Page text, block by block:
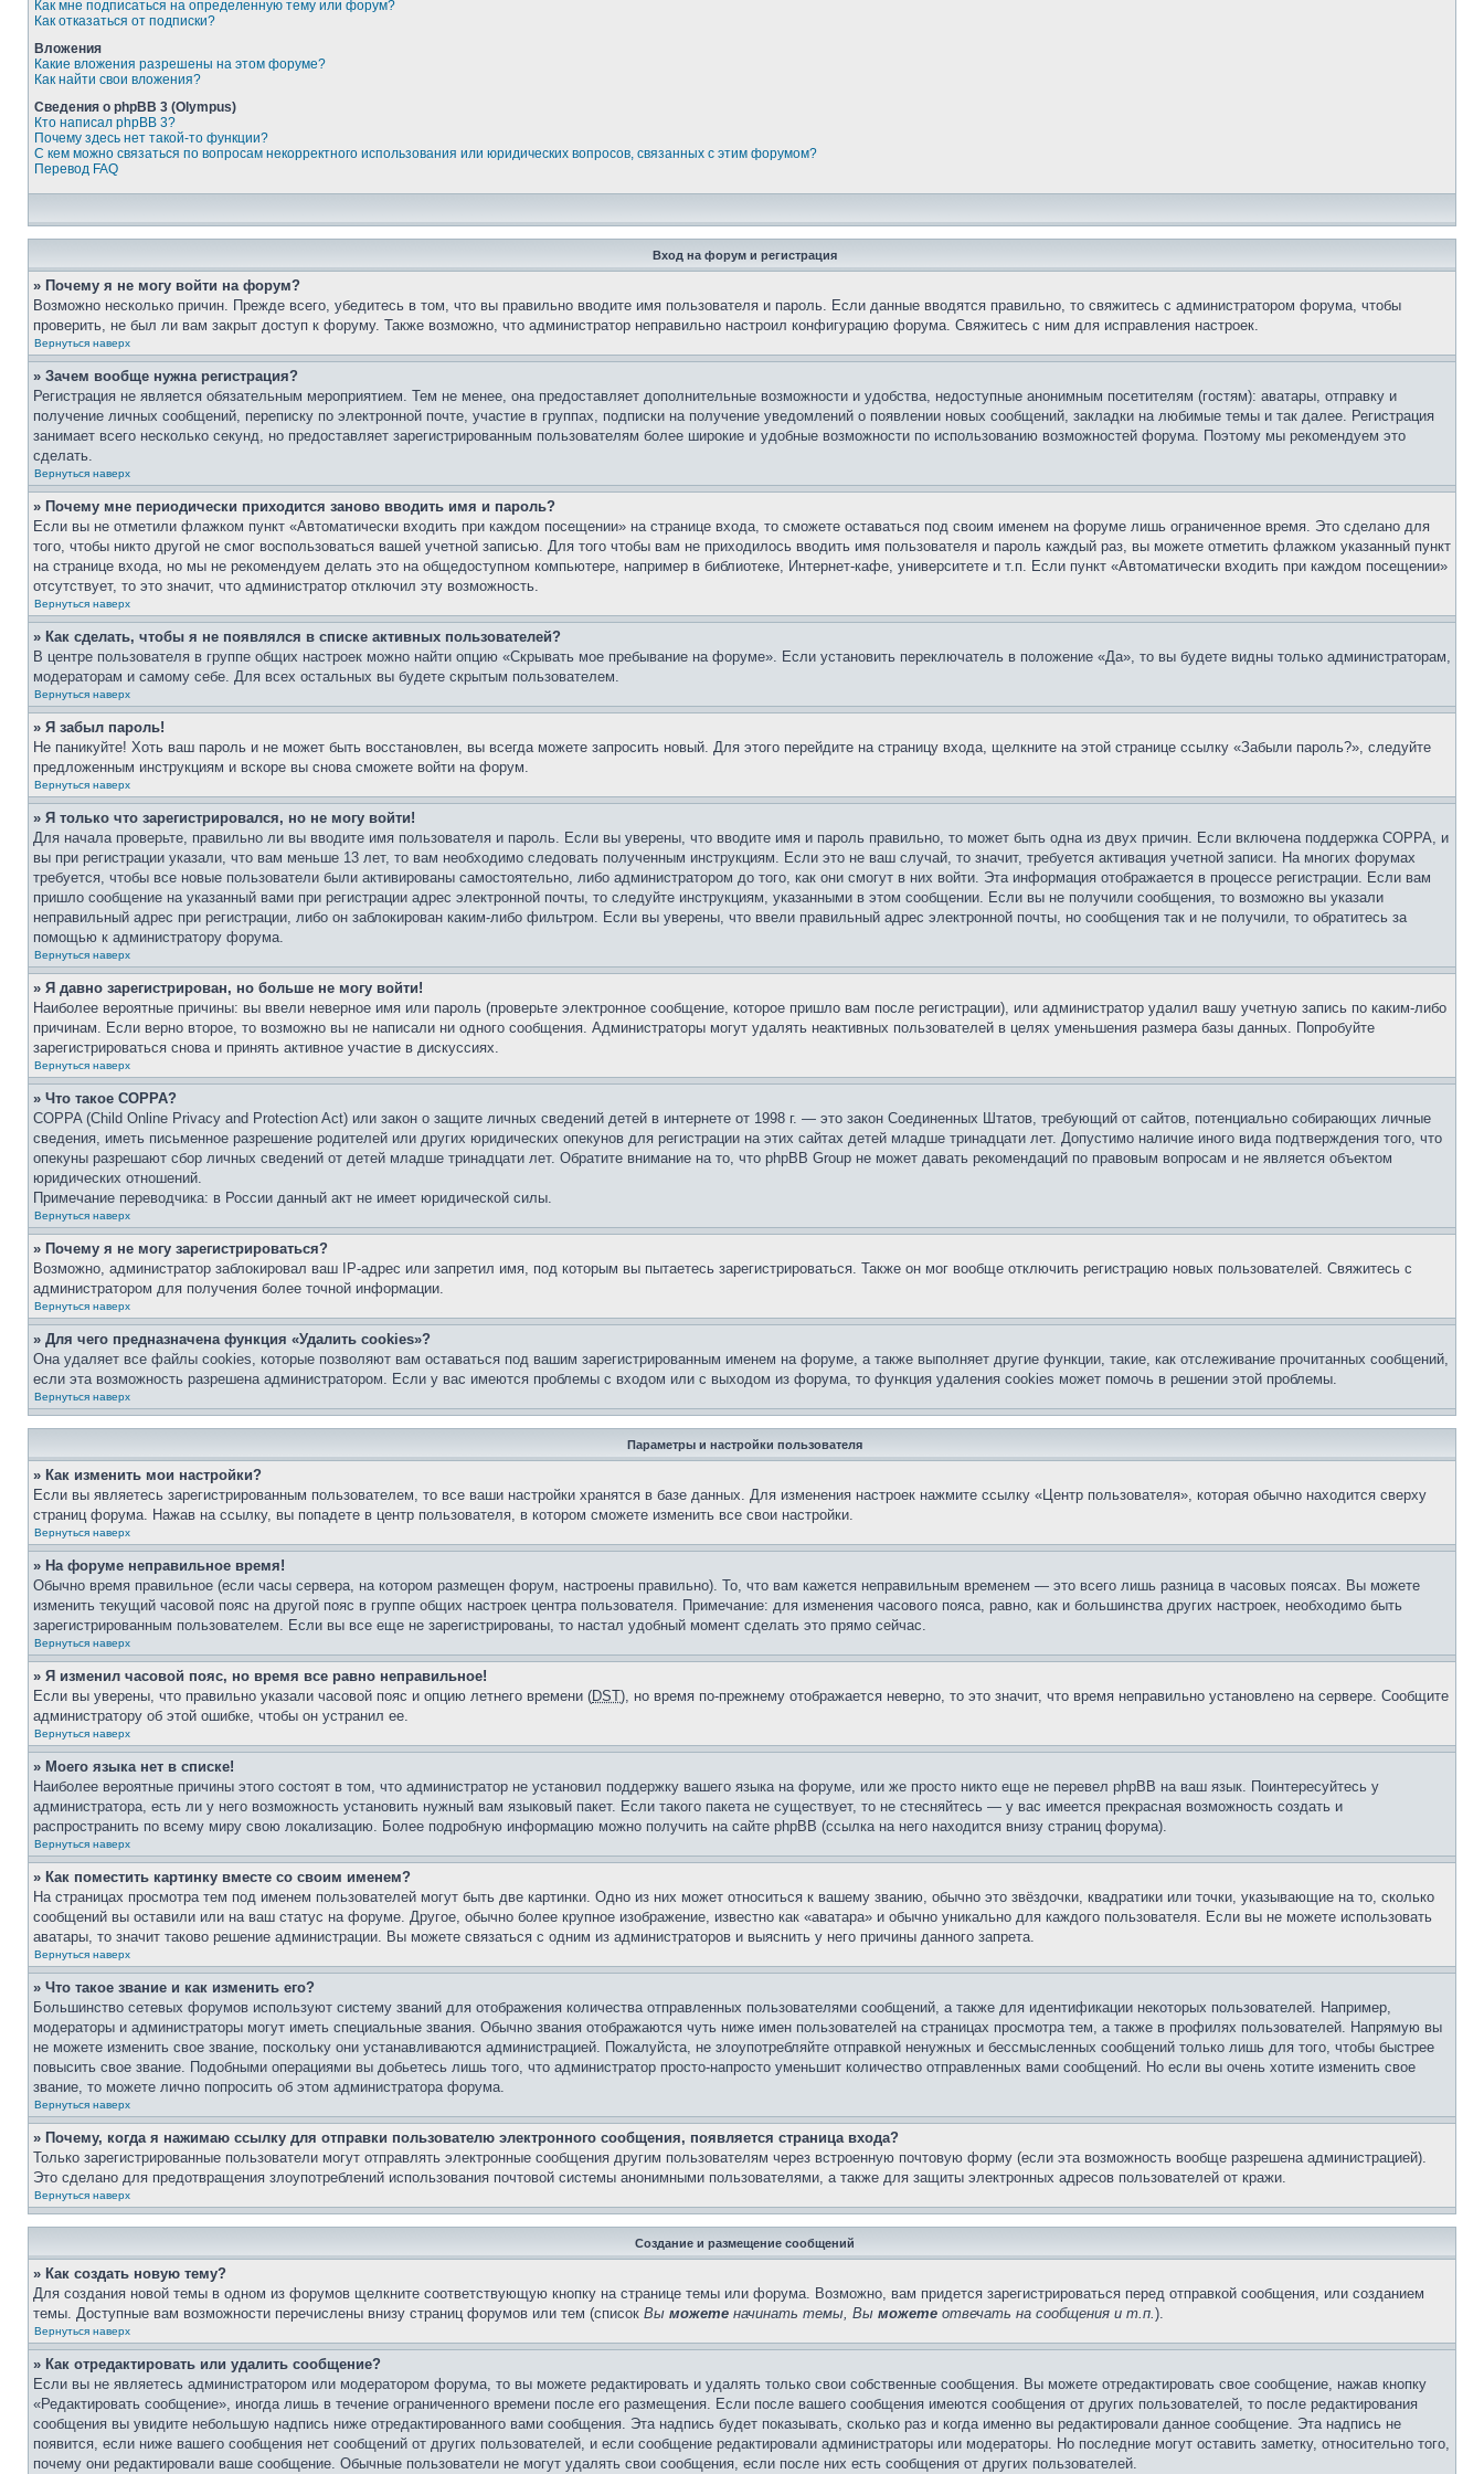
Как мне подписаться на определенную тему или форум?
Как отказаться от подписки?
Вложения
Какие вложения разрешены на этом форуме?
Как найти свои вложения?
Сведения о phpBB 3 (Olympus)
Кто написал phpBB 3?
Почему здесь нет такой-то функции?
С кем можно связаться по вопросам некорректного использования или юридических вопросов, связанных с этим форумом?
Перевод FAQ
Вход на форум и регистрация
» Почему я не могу войти на форум?
Возможно несколько причин. Прежде всего, убедитесь в том, что вы правильно вводите имя пользователя и пароль. Если данные вводятся правильно, то свяжитесь с администратором форума, чтобы
проверить, не был ли вам закрыт доступ к форуму. Также возможно, что администратор неправильно настроил конфигурацию форума. Свяжитесь с ним для исправления настроек.
Вернуться наверх
» Зачем вообще нужна регистрация?
Регистрация не является обязательным мероприятием. Тем не менее, она предоставляет дополнительные возможности и удобства, недоступные анонимным посетителям (гостям): аватары, отправку и
получение личных сообщений, переписку по электронной почте, участие в группах, подписки на получение уведомлений о появлении новых сообщений, закладки на любимые темы и так далее. Регистрация
занимает всего несколько секунд, но предоставляет зарегистрированным пользователям более широкие и удобные возможности по использованию возможностей форума. Поэтому мы рекомендуем это
сделать.
Вернуться наверх
» Почему мне периодически приходится заново вводить имя и пароль?
Если вы не отметили флажком пункт «Автоматически входить при каждом посещении» на странице входа, то сможете оставаться под своим именем на форуме лишь ограниченное время. Это сделано для
того, чтобы никто другой не смог воспользоваться вашей учетной записью. Для того чтобы вам не приходилось вводить имя пользователя и пароль каждый раз, вы можете отметить флажком указанный пункт
на странице входа, но мы не рекомендуем делать это на общедоступном компьютере, например в библиотеке, Интернет-кафе, университете и т.п. Если пункт «Автоматически входить при каждом посещении»
отсутствует, то это значит, что администратор отключил эту возможность.
Вернуться наверх
» Как сделать, чтобы я не появлялся в списке активных пользователей?
В центре пользователя в группе общих настроек можно найти опцию «Скрывать мое пребывание на форуме». Если установить переключатель в положение «Да», то вы будете видны только администраторам,
модераторам и самому себе. Для всех остальных вы будете скрытым пользователем.
Вернуться наверх
» Я забыл пароль!
Не паникуйте! Хоть ваш пароль и не может быть восстановлен, вы всегда можете запросить новый. Для этого перейдите на страницу входа, щелкните на этой странице ссылку «Забыли пароль?», следуйте
предложенным инструкциям и вскоре вы снова сможете войти на форум.
Вернуться наверх
» Я только что зарегистрировался, но не могу войти!
Для начала проверьте, правильно ли вы вводите имя пользователя и пароль. Если вы уверены, что вводите имя и пароль правильно, то может быть одна из двух причин. Если включена поддержка COPPA, и
вы при регистрации указали, что вам меньше 13 лет, то вам необходимо следовать полученным инструкциям. Если это не ваш случай, то значит, требуется активация учетной записи. На многих форумах
требуется, чтобы все новые пользователи были активированы самостоятельно, либо администратором до того, как они смогут в них войти. Эта информация отображается в процессе регистрации. Если вам
пришло сообщение на указанный вами при регистрации адрес электронной почты, то следуйте инструкциям, указанными в этом сообщении. Если вы не получили сообщения, то возможно вы указали
неправильный адрес при регистрации, либо он заблокирован каким-либо фильтром. Если вы уверены, что ввели правильный адрес электронной почты, но сообщения так и не получили, то обратитесь за
помощью к администратору форума.
Вернуться наверх
» Я давно зарегистрирован, но больше не могу войти!
Наиболее вероятные причины: вы ввели неверное имя или пароль (проверьте электронное сообщение, которое пришло вам после регистрации), или администратор удалил вашу учетную запись по каким-либо
причинам. Если верно второе, то возможно вы не написали ни одного сообщения. Администраторы могут удалять неактивных пользователей в целях уменьшения размера базы данных. Попробуйте
зарегистрироваться снова и принять активное участие в дискуссиях.
Вернуться наверх
» Что такое COPPA?
COPPA (Child Online Privacy and Protection Act) или закон о защите личных сведений детей в интернете от 1998 г. — это закон Соединенных Штатов, требующий от сайтов, потенциально собирающих личные
сведения, иметь письменное разрешение родителей или других юридических опекунов для регистрации на этих сайтах детей младше тринадцати лет. Допустимо наличие иного вида подтверждения того, что
опекуны разрешают сбор личных сведений от детей младше тринадцати лет. Обратите внимание на то, что phpBB Group не может давать рекомендаций по правовым вопросам и не является объектом
юридических отношений.
Примечание переводчика: в России данный акт не имеет юридической силы.
Вернуться наверх
» Почему я не могу зарегистрироваться?
Возможно, администратор заблокировал ваш IP-адрес или запретил имя, под которым вы пытаетесь зарегистрироваться. Также он мог вообще отключить регистрацию новых пользователей. Свяжитесь с
администратором для получения более точной информации.
Вернуться наверх
» Для чего предназначена функция «Удалить cookies»?
Она удаляет все файлы cookies, которые позволяют вам оставаться под вашим зарегистрированным именем на форуме, а также выполняет другие функции, такие, как отслеживание прочитанных сообщений,
если эта возможность разрешена администратором. Если у вас имеются проблемы с входом или с выходом из форума, то функция удаления cookies может помочь в решении этой проблемы.
Вернуться наверх
Параметры и настройки пользователя
» Как изменить мои настройки?
Если вы являетесь зарегистрированным пользователем, то все ваши настройки хранятся в базе данных. Для изменения настроек нажмите ссылку «Центр пользователя», которая обычно находится сверху
страниц форума. Нажав на ссылку, вы попадете в центр пользователя, в котором сможете изменить все свои настройки.
Вернуться наверх
» На форуме неправильное время!
Обычно время правильное (если часы сервера, на котором размещен форум, настроены правильно). То, что вам кажется неправильным временем — это всего лишь разница в часовых поясах. Вы можете
изменить текущий часовой пояс на другой пояс в группе общих настроек центра пользователя. Примечание: для изменения часового пояса, равно, как и большинства других настроек, необходимо быть
зарегистрированным пользователем. Если вы все еще не зарегистрированы, то настал удобный момент сделать это прямо сейчас.
Вернуться наверх
» Я изменил часовой пояс, но время все равно неправильное!
Если вы уверены, что правильно указали часовой пояс и опцию летнего времени (DST), но время по-прежнему отображается неверно, то это значит, что время неправильно установлено на сервере. Сообщите
администратору об этой ошибке, чтобы он устранил ее.
Вернуться наверх
» Моего языка нет в списке!
Наиболее вероятные причины этого состоят в том, что администратор не установил поддержку вашего языка на форуме, или же просто никто еще не перевел phpBB на ваш язык. Поинтересуйтесь у
администратора, есть ли у него возможность установить нужный вам языковый пакет. Если такого пакета не существует, то не стесняйтесь — у вас имеется прекрасная возможность создать и
распространить по всему миру свою локализацию. Более подробную информацию можно получить на сайте phpBB (ссылка на него находится внизу страниц форума).
Вернуться наверх
» Как поместить картинку вместе со своим именем?
На страницах просмотра тем под именем пользователей могут быть две картинки. Одно из них может относиться к вашему званию, обычно это звёздочки, квадратики или точки, указывающие на то, сколько
сообщений вы оставили или на ваш статус на форуме. Другое, обычно более крупное изображение, известно как «аватара» и обычно уникально для каждого пользователя. Если вы не можете использовать
аватары, то значит таково решение администрации. Вы можете связаться с одним из администраторов и выяснить у него причины данного запрета.
Вернуться наверх
» Что такое звание и как изменить его?
Большинство сетевых форумов используют систему званий для отображения количества отправленных пользователями сообщений, а также для идентификации некоторых пользователей. Например,
модераторы и администраторы могут иметь специальные звания. Обычно звания отображаются чуть ниже имен пользователей на страницах просмотра тем, а также в профилях пользователей. Напрямую вы
не можете изменить свое звание, поскольку они устанавливаются администрацией. Пожалуйста, не злоупотребляйте отправкой ненужных и бессмысленных сообщений только лишь для того, чтобы быстрее
повысить свое звание. Подобными операциями вы добьетесь лишь того, что администратор просто-напросто уменьшит количество отправленных вами сообщений. Но если вы очень хотите изменить свое
звание, то можете лично попросить об этом администратора форума.
Вернуться наверх
» Почему, когда я нажимаю ссылку для отправки пользователю электронного сообщения, появляется страница входа?
Только зарегистрированные пользователи могут отправлять электронные сообщения другим пользователям через встроенную почтовую форму (если эта возможность вообще разрешена администрацией).
Это сделано для предотвращения злоупотреблений использования почтовой системы анонимными пользователями, а также для защиты электронных адресов пользователей от кражи.
Вернуться наверх
Создание и размещение сообщений
» Как создать новую тему?
Для создания новой темы в одном из форумов щелкните соответствующую кнопку на странице темы или форума. Возможно, вам придется зарегистрироваться перед отправкой сообщения, или созданием
темы. Доступные вам возможности перечислены внизу страниц форумов или тем (список Вы можете начинать темы, Вы можете отвечать на сообщения и т.п.).
Вернуться наверх
» Как отредактировать или удалить сообщение?
Если вы не являетесь администратором или модератором форума, то вы можете редактировать и удалять только свои собственные сообщения. Вы можете отредактировать свое сообщение, нажав кнопку
«Редактировать сообщение», иногда лишь в течение ограниченного времени после его размещения. Если после вашего сообщения имеются сообщения от других пользователей, то после редактирования
сообщения вы увидите небольшую надпись ниже отредактированного вами сообщения. Эта надпись будет показывать, сколько раз и когда именно вы редактировали данное сообщение. Эта надпись не
появится, если ниже вашего сообщения нет сообщений от других пользователей, и если сообщение редактировали администраторы или модераторы. Но последние могут оставить заметку, относительно того,
почему они редактировали ваше сообщение. Обычные пользователи не могут удалять свои сообщения, если после них есть сообщения от других пользователей.